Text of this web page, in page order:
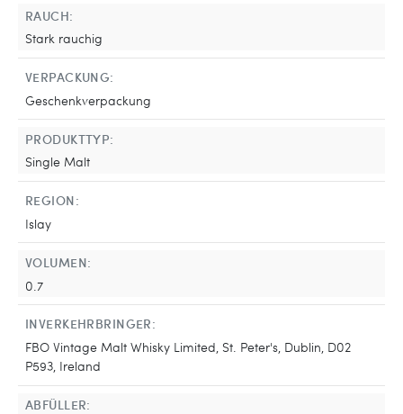
RAUCH:
Stark rauchig
VERPACKUNG:
Geschenkverpackung
PRODUKTTYP:
Single Malt
REGION:
Islay
VOLUMEN:
0.7
INVERKEHRBRINGER:
FBO Vintage Malt Whisky Limited, St. Peter's, Dublin, D02
P593, Ireland
ABFÜLLER: